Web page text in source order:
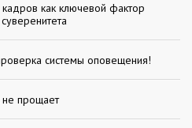
как ключевой фактор
системы оповещения!
прощает